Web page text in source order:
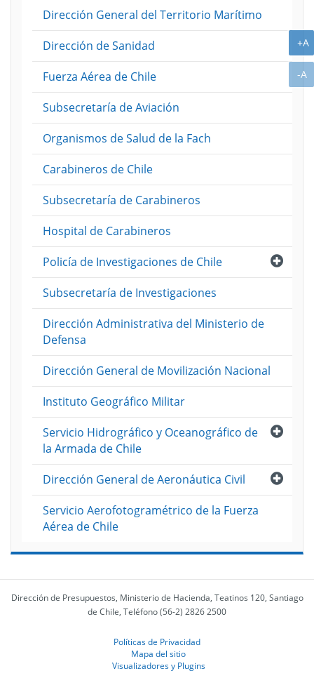
Dirección General del Territorio Marítimo
Dirección de Sanidad
Fuerza Aérea de Chile
Subsecretaría de Aviación
Organismos de Salud de la Fach
Carabineros de Chile
Subsecretaría de Carabineros
Hospital de Carabineros
Abrir
Policía de Investigaciones de Chile
Subsecretaría de Investigaciones
Dirección Administrativa del Ministerio de
Defensa
Dirección General de Movilización Nacional
Instituto Geográfico Militar
Abrir
Servicio Hidrográfico y Oceanográfico de
la Armada de Chile
Abrir
Dirección General de Aeronáutica Civil
Servicio Aerofotogramétrico de la Fuerza
Aérea de Chile
Dirección de Presupuestos, Ministerio de Hacienda, Teatinos 120, Santiago
de Chile, Teléfono (56-2) 2826 2500
Políticas de Privacidad
Mapa del sitio
Visualizadores y Plugins
+A
-A